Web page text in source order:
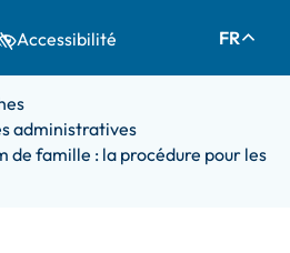
FR
Accessibilité
administratives
de famille : la procédure pour les